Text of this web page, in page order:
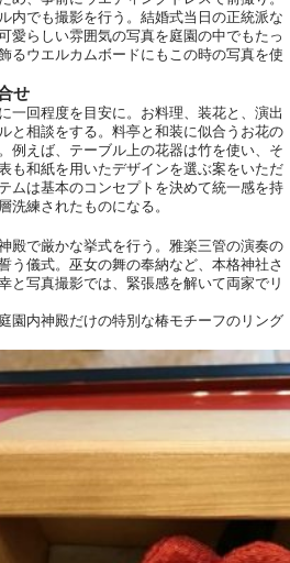
内でも撮影を行う。結婚式当日の正統派な
愛らしい雰囲気の写真を庭園の中でもたっ
るウエルカムボードにもこの時の写真を使
せ
一回程度を目安に。お料理、装花と、演出
と相談をする。料亭と和装に似合うお花の
例えば、テーブル上の花器は竹を使い、そ
も和紙を用いたデザインを選ぶ案をいただ
ムは基本のコンセプトを決めて統一感を持
洗練されたものになる。
殿で厳かな挙式を行う。雅楽三管の演奏の
う儀式。巫女の舞の奉納など、本格神社さ
と写真撮影では、緊張感を解いて両家でリ
園内神殿だけの特別な椿モチーフのリング